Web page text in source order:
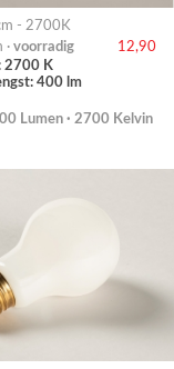
- 2700K
· voorradig
12,90
2700 K
400 lm
Lumen · 2700 Kelvin